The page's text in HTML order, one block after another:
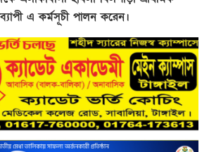
এ কর্মসূচী পালন করেন।